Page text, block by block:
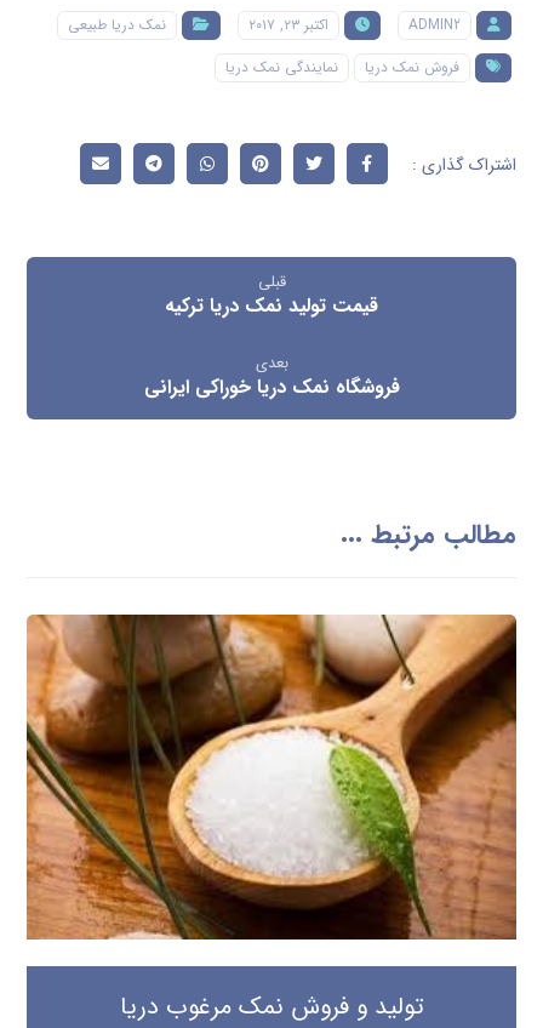
ADMIN2 اکتبر ۲۳, ۲۰۱۷
نمک دریا طبیعی
فروش نمک دریا
نمایندگی نمک دریا
قبلی
قیمت تولید نمک دریا ترکیه
بعدی
فروشگاه نمک دریا خوراکی ایرانی
مطالب مرتبط ...
تولید و فروش نمک مرغوب دریا